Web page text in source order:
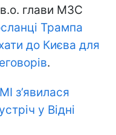
глави МЗС
Трампа
до Києва для
.
з’явилася
у Відні